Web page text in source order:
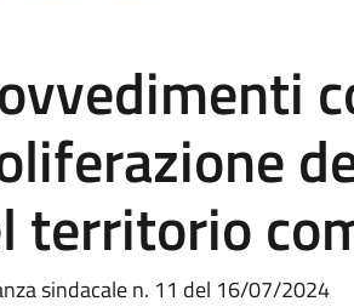
territorio
sindacale n. 11 del 16/07/2024